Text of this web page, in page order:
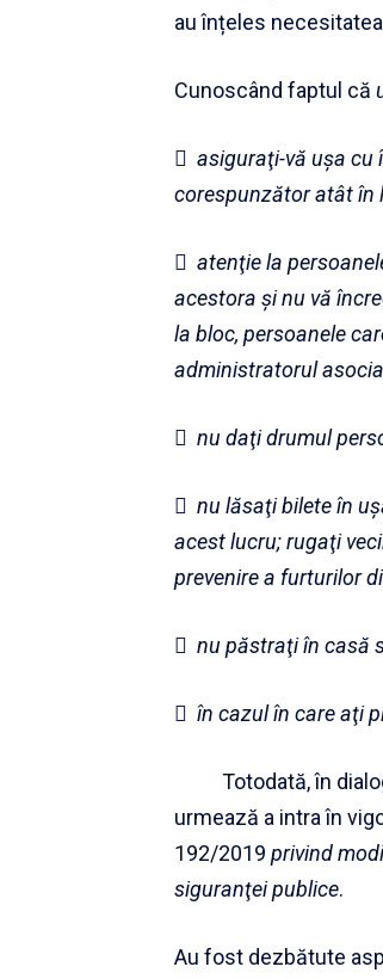
au înțeles
Cunoscând faptul că
 asiguraţi-vă uşa cu
corespunzător atât în
 atenţie la
acestora şi nu vă
la bloc, persoanele
administratorul
 nu daţi drumul
 nu lăsaţi bilete în
acest lucru; rugaţi
prevenire a furturilor
 nu păstraţi în casă
 în cazul în care aţi
Totodată, în
urmează a intra în
192/2019 privind
siguranţei publice.
Au fost dezbătute